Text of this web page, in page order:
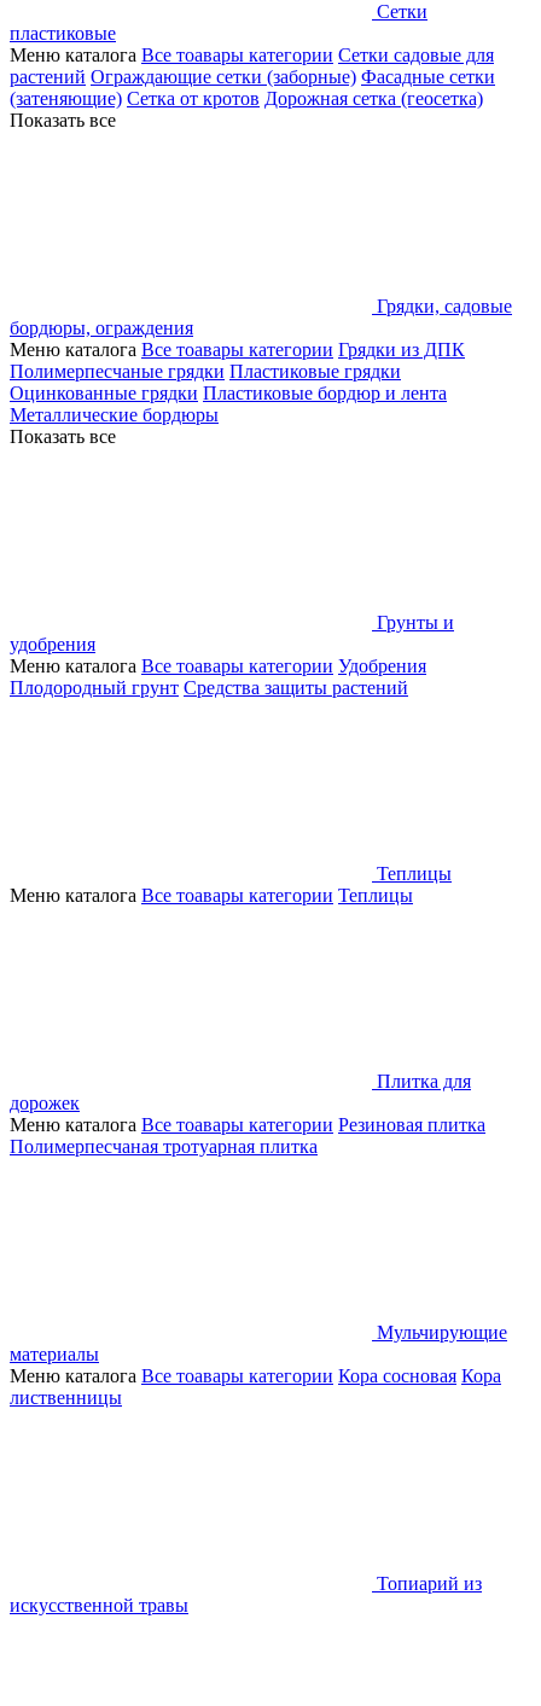
Сетки
пластиковые
Меню каталога Все тоавары категории Сетки садовые для
растений Ограждающие сетки (заборные) Фасадные сетки
(затеняющие) Сетка от кротов Дорожная сетка (геосетка)
Показать все
Грядки, садовые
бордюры, ограждения
Меню каталога Все тоавары категории Грядки из ДПК
Полимерпесчаные грядки Пластиковые грядки
Оцинкованные грядки Пластиковые бордюр и лента
Металлические бордюры
Показать все
Грунты и
удобрения
Меню каталога Все тоавары категории Удобрения
Плодородный грунт Средства защиты растений
Теплицы
Меню каталога Все тоавары категории Теплицы
Плитка для
дорожек
Меню каталога Все тоавары категории Резиновая плитка
Полимерпесчаная тротуарная плитка
Мульчирующие
материалы
Меню каталога Все тоавары категории Кора сосновая Кора
лиственницы
Топиарий из
искусственной травы